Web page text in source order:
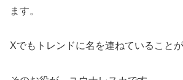
ます。
Xでもトレンドに名を連ねていることが